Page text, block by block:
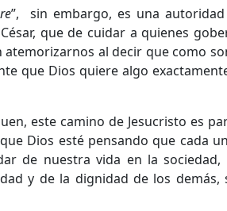
”, sin embargo, es una
que de cuidar a quienes
al decir que como
que Dios quiere algo
este camino de Jesucristo es
Dios esté pensando que cada
de nuestra vida en la
y de la dignidad de los demás,